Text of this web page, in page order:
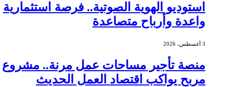
استوديو الهوية الصوتية.. فرصة استثمارية
واعدة وأرباح متصاعدة
3 أغسطس، 2026
منصة تأجير مساحات عمل مرنة.. مشروع
مربح يواكب اقتصاد العمل الحديث